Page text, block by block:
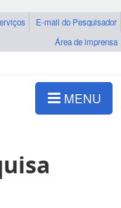
E-mail do Pesquisador
Área de imprensa
MENU